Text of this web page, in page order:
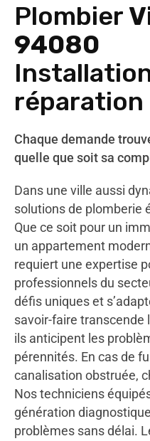
Plombier
94080
réparation
Chaque demande
quelle que soit sa
Dans une ville aussi
solutions de plomberie
Que ce soit pour un
un appartement
requiert une expertise
professionnels du
défis uniques et
savoir-faire transcende
ils anticipent les
pérennités. En cas de
canalisation obstruée,
Nos techniciens
génération
problèmes sans délai.